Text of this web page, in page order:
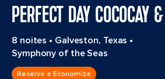
PERFECT DAY COCOCAY
8 noites • Galveston, Texas •
Symphony of the Seas
Reserve e Economize